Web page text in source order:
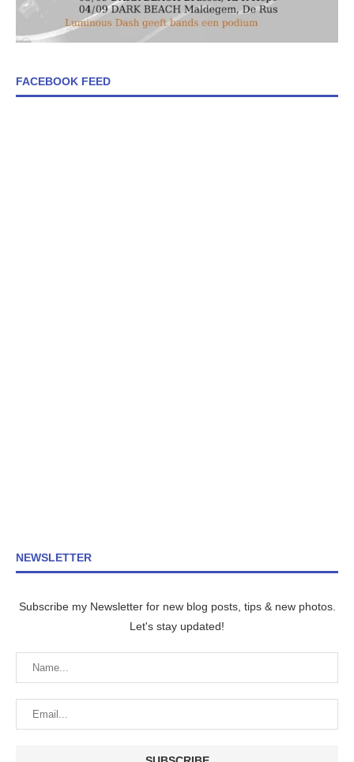
FACEBOOK FEED
NEWSLETTER
Subscribe my Newsletter for new blog posts, tips & new photos.
Let's stay updated!